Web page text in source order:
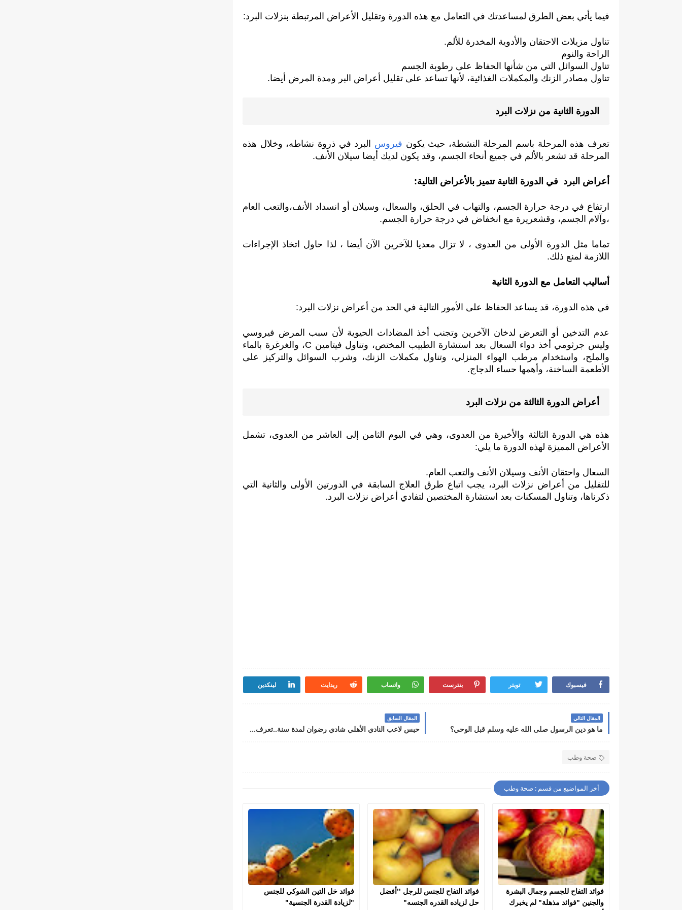
فيما يأتي بعض الطرق لمساعدتك في التعامل مع هذه الدورة وتقليل الأعراض المرتبطة بنزلات البرد:
تناول مزيلات الاحتقان والأدوية المخدرة للألم.
الراحة والنوم
تناول السوائل التي من شأنها الحفاظ على رطوبة الجسم
تناول مصادر الزنك والمكملات الغذائية، لأنها تساعد على تقليل أعراض البر ومدة المرض أيضا.
الدورة الثانية من نزلات البرد
تعرف هذه المرحلة باسم المرحلة النشطة، حيث يكون فيروس
المرحلة قد تشعر بالألم في جميع أنحاء الجسم، وقد يكون لديك أيضا سيلان الأنف.
أعراض البرد  في الدورة الثانية تتميز بالأعراض التالية:
،وآلام الجسم، وقشعريرة مع انخفاض في درجة حرارة الجسم.
اللازمة لمنع ذلك.
أساليب التعامل مع الدورة الثانية
في هذه الدورة، قد يساعد الحفاظ على الأمور التالية في الحد من أعراض نزلات البرد:
الأطعمة الساخنة، وأهمها حساء الدجاج.
أعراض الدورة الثالثة من نزلات البرد
الأعراض المميزة لهذه الدورة ما يلي:
السعال واحتقان الأنف وسيلان الأنف والتعب العام.
ذكرناها، وتناول المسكنات بعد استشارة المختصين لتفادي أعراض نزلات البرد.
فيسبوك تويتر بنترست واتساب ريدايت لينكدين
المقال التالي
ما هو دين الرسول صلى الله عليه وسلم قبل الوحي؟
المقال السابق
حبس لاعب النادي الأهلي شادي رضوان لمدة سنة..تعرف على التفاصيل
صحة وطب
أخر المواضيع من قسم : صحة وطب
فوائد التفاح للجسم وجمال البشرة
والجنين "فوائد مذهلة" لم يخبرك
فوائد التفاح للجنس للرجل ''أفضل
حل لزياده القدره الجنسه"
فوائد خل التين الشوكي للجنس
"لزيادة القدرة الجنسية"